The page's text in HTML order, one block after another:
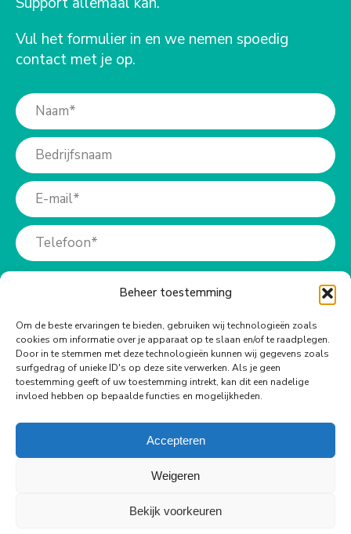
Beheer toestemming
Om de beste ervaringen te bieden, gebruiken wij technologieën zoals
cookies om informatie over je apparaat op te slaan en/of te raadplegen.
Door in te stemmen met deze technologieën kunnen wij gegevens zoals
surfgedrag of unieke ID's op deze site verwerken. Als je geen
toestemming geeft of uw toestemming intrekt, kan dit een nadelige
invloed hebben op bepaalde functies en mogelijkheden.
Accepteren
Weigeren
Bekijk voorkeuren
Vul het formulier in en we nemen spoedig
contact met je op.
Meer info?
Bel ons op:
+31 (0)73-6990940